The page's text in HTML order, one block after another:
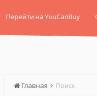
Перейти на YouCanBuy
Главная Поиск